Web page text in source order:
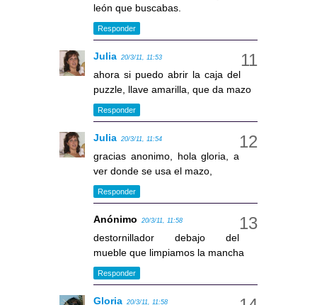
león que buscabas.
Responder
Julia 20/3/11, 11:53
ahora si puedo abrir la caja del
puzzle, llave amarilla, que da mazo
Responder
Julia 20/3/11, 11:54
gracias anonimo, hola gloria, a
ver donde se usa el mazo,
Responder
Anónimo 20/3/11, 11:58
destornillador debajo del
mueble que limpiamos la mancha
Responder
Gloria 20/3/11, 11:58